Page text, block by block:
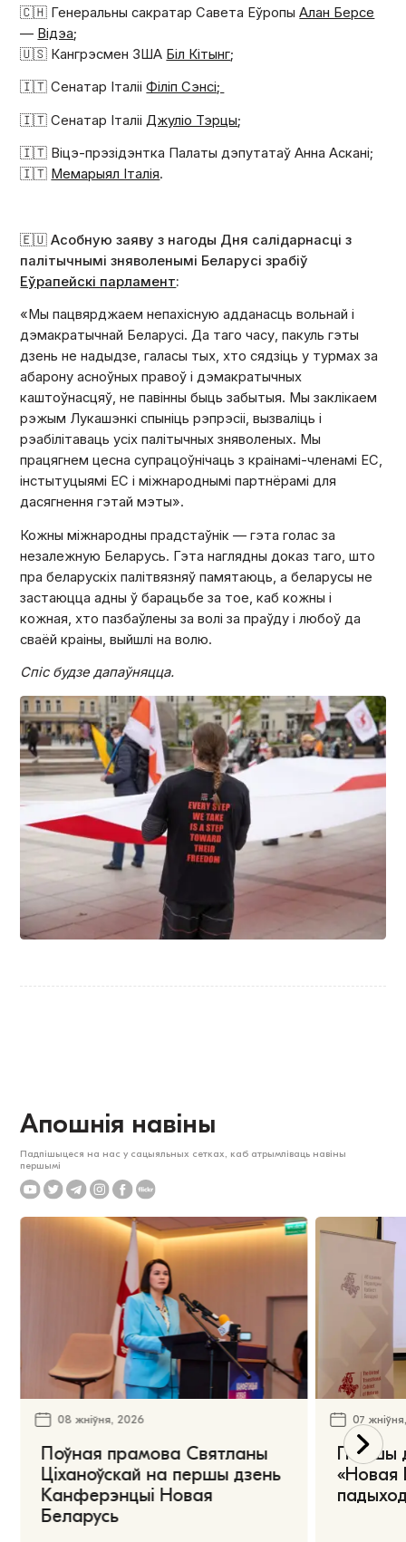
🇨🇭 Генеральны сакратар Савета ЕўропыАлан Берсе
— Відэа;
🇺🇸 Кангрэсмен ЗША Біл Кітынг;
🇮🇹 Сенатар ІталііФіліп Сэнсі;
🇮🇹 Сенатар ІталііДжуліо Тэрцы;
🇮🇹 Віцэ-прэзідэнтка Палаты дэпутатаў Анна Аскані;
🇮🇹 Мемарыял Італія.
🇪🇺 Асобную заяву з нагоды Дня салідарнасці з
палітычнымі зняволенымі Беларусі зрабіў
Еўрапейскі парламент:
«Мы пацвярджаем непахісную адданасць вольнай і
дэмакратычнай Беларусі. Да таго часу, пакуль гэты
дзень не надыдзе, галасы тых, хто сядзіць у турмах за
абарону асноўных правоў і дэмакратычных
каштоўнасцяў, не павінны быць забытыя. Мы заклікаем
рэжым Лукашэнкі спыніць рэпрэсіі, вызваліць і
рэабілітаваць усіх палітычных зняволеных. Мы
працягнем цесна супрацоўнічаць з краінамі-членамі ЕС,
інстытуцыямі ЕС і міжнароднымі партнёрамі для
дасягнення гэтай мэты».
Кожны міжнародны прадстаўнік — гэта голас за
незалежную Беларусь. Гэта наглядны доказ таго, што
пра беларускіх палітвязняў памятаюць, а беларусы не
застаюцца адны ў барацьбе за тое, каб кожны і
кожная, хто пазбаўлены за волі за праўду і любоў да
сваёй краіны, выйшлі на волю.
Спіс будзе дапаўняцца.
Апошнія навіны
Падпішыцеся на нас у сацыяльных сетках, каб атрымліваць навіны
першымі
08 жніўня, 2026
Поўная прамова Святланы
Ціханоўскай на першы дзень
Канферэнцыі Новая
Беларусь
07
Першы
«Новая